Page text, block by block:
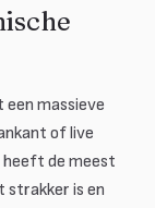
massieve
of live
heeft de meest
strakker is en